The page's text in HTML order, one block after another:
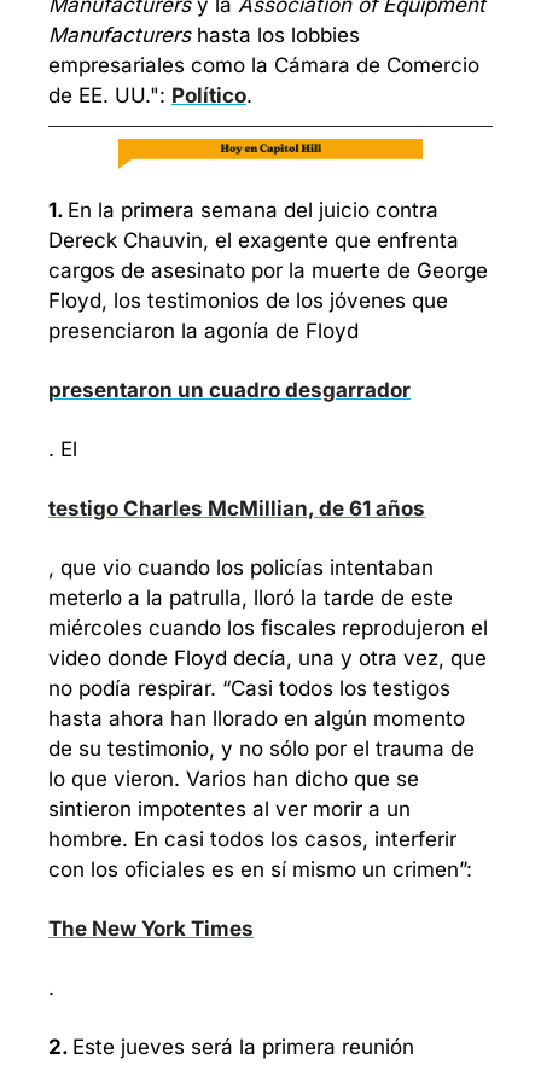
Manufacturers hasta los lobbies
empresariales como la Cámara de Comercio
de EE. UU.": Político.
1. En la primera semana del juicio contra
Dereck Chauvin, el exagente que enfrenta
cargos de asesinato por la muerte de George
Floyd, los testimonios de los jóvenes que
presenciaron la agonía de Floyd
presentaron un cuadro desgarrador
. El
testigo Charles McMillian, de 61 años
, que vio cuando los policías intentaban
meterlo a la patrulla, lloró la tarde de este
miércoles cuando los fiscales reprodujeron el
video donde Floyd decía, una y otra vez, que
no podía respirar. “Casi todos los testigos
hasta ahora han llorado en algún momento
de su testimonio, y no sólo por el trauma de
lo que vieron. Varios han dicho que se
sintieron impotentes al ver morir a un
hombre. En casi todos los casos, interferir
con los oficiales es en sí mismo un crimen”:
The New York Times
.
2. Este jueves será la primera reunión